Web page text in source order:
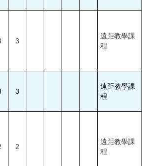
3
遠距教學課
程
3
遠距教學課
程
2
遠距教學課
程